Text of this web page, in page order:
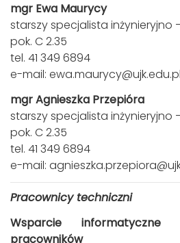
mgr Ewa Maurycy
starszy specjalista inżynieryjno
pok. C 2.35
tel. 41 349 6894
e-mail: ewa.maurycy@ujk.edu.pl
mgr Agnieszka Przepióra
starszy specjalista inżynieryjno
pok. C 2.35
tel. 41 349 6894
e-mail:
Pracownicy techniczni
Wsparcie
pracowników